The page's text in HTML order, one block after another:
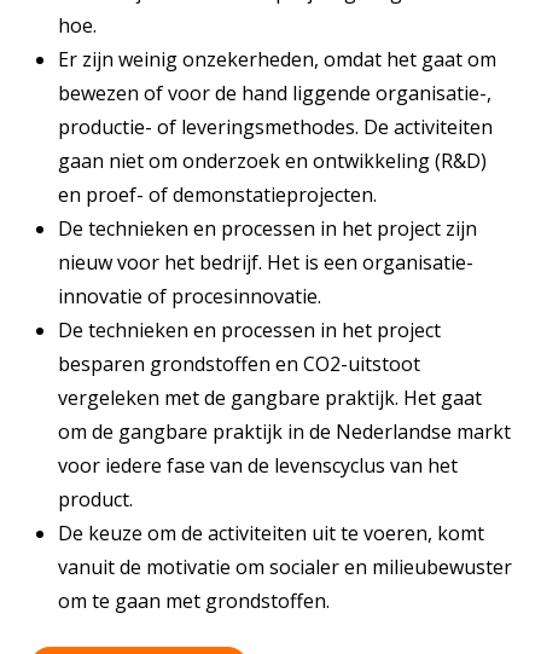
hoe.
Er zijn weinig onzekerheden, omdat het gaat om
bewezen of voor de hand liggende organisatie-,
productie- of leveringsmethodes. De activiteiten
gaan niet om onderzoek en ontwikkeling (R&D)
en proef- of demonstatieprojecten.
De technieken en processen in het project zijn
nieuw voor het bedrijf. Het is een organisatie-
innovatie of procesinnovatie.
De technieken en processen in het project
besparen grondstoffen en CO2-uitstoot
vergeleken met de gangbare praktijk. Het gaat
om de gangbare praktijk in de Nederlandse markt
voor iedere fase van de levenscyclus van het
product.
De keuze om de activiteiten uit te voeren, komt
vanuit de motivatie om socialer en milieubewuster
om te gaan met grondstoffen.